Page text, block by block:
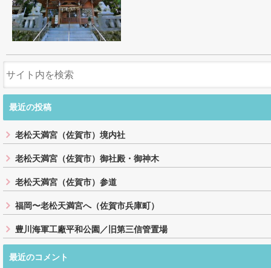
最近の投稿
老松天満宮（佐賀市）境内社
老松天満宮（佐賀市）御社殿・御神木
老松天満宮（佐賀市）参道
福岡〜老松天満宮へ（佐賀市兵庫町）
豊川海軍工廠平和公園／旧第三信管置場
最近のコメント